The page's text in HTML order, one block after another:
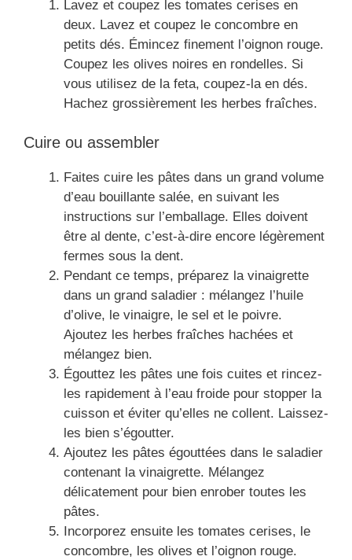
Lavez et coupez les tomates cerises en
deux. Lavez et coupez le concombre en
petits dés. Émincez finement l’oignon rouge.
Coupez les olives noires en rondelles. Si
vous utilisez de la feta, coupez-la en dés.
Hachez grossièrement les herbes fraîches.
Cuire ou assembler
Faites cuire les pâtes dans un grand volume
d’eau bouillante salée, en suivant les
instructions sur l’emballage. Elles doivent
être al dente, c’est-à-dire encore légèrement
fermes sous la dent.
Pendant ce temps, préparez la vinaigrette
dans un grand saladier : mélangez l’huile
d’olive, le vinaigre, le sel et le poivre.
Ajoutez les herbes fraîches hachées et
mélangez bien.
Égouttez les pâtes une fois cuites et rincez-
les rapidement à l’eau froide pour stopper la
cuisson et éviter qu’elles ne collent. Laissez-
les bien s’égoutter.
Ajoutez les pâtes égouttées dans le saladier
contenant la vinaigrette. Mélangez
délicatement pour bien enrober toutes les
pâtes.
Incorporez ensuite les tomates cerises, le
concombre, les olives et l’oignon rouge.